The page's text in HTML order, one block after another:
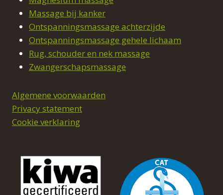
Massage bij kanker
Ontspanningsmassage achterzijde
Ontspanningsmassage gehele lichaam
Rug, schouder en nek massage
Zwangerschapsmassage
Algemene voorwaarden
Privacy statement
Cookie verklaring